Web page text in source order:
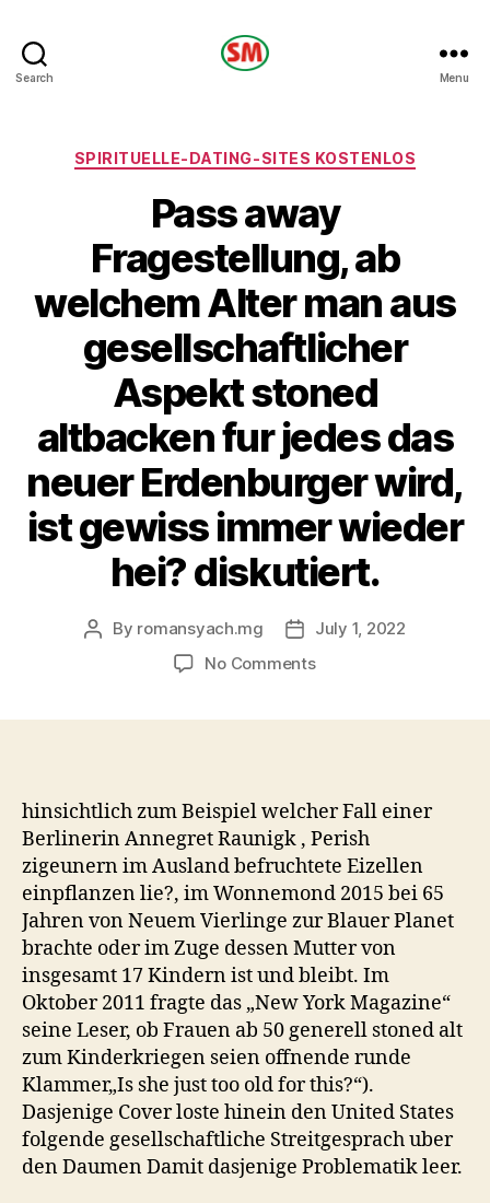
Search Menu
Categories
SPIRITUELLE-DATING-SITES KOSTENLOS
Pass away
Fragestellung, ab
welchem Alter man aus
gesellschaftlicher
Aspekt stoned
altbacken fur jedes das
neuer Erdenburger wird,
ist gewiss immer wieder
hei? diskutiert.
Post
By romansyach.mg
PostJuly 1, 2022
No Commentson
Alter
man
gesellschaftlicher
Aspekt
stoned
altbacken
fur
jedes
das
neuer
Erdenburger
wird,
ist
gewiss
immer
hinsichtlich zum Beispiel welcher Fall einer
Berlinerin Annegret Raunigk , Perish
zigeunern im Ausland befruchtete Eizellen
einpflanzen lie?, im Wonnemond 2015 bei 65
Jahren von Neuem Vierlinge zur Blauer Planet
brachte oder im Zuge dessen Mutter von
insgesamt 17 Kindern ist und bleibt. Im
Oktober 2011 fragte das „New York Magazine“
seine Leser, ob Frauen ab 50 generell stoned alt
zum Kinderkriegen seien offnende runde
Klammer„Is she just too old for this?“).
Dasjenige Cover loste hinein den United States
folgende gesellschaftliche Streitgesprach uber
den Daumen Damit dasjenige Problematik leer.